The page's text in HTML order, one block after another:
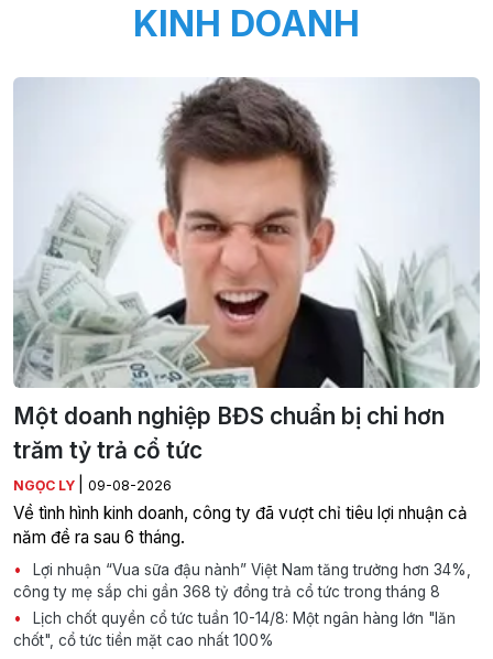
KINH DOANH
Một doanh nghiệp BĐS chuẩn bị chi hơn
trăm tỷ trả cổ tức
NGỌC LY 09-08-2026
Về tình hình kinh doanh, công ty đã vượt chỉ tiêu lợi nhuận cả
năm đề ra sau 6 tháng.
Lợi nhuận “Vua sữa đậu nành” Việt Nam tăng trưởng hơn 34%,
công ty mẹ sắp chi gần 368 tỷ đồng trả cổ tức trong tháng 8
Lịch chốt quyền cổ tức tuần 10-14/8: Một ngân hàng lớn "lăn
chốt", cổ tức tiền mặt cao nhất 100%